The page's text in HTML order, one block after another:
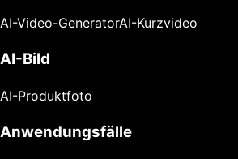
AI-Video-GeneratorAI-Kurzvideo
AI-Bild
AI-Produktfoto
Anwendungsfälle